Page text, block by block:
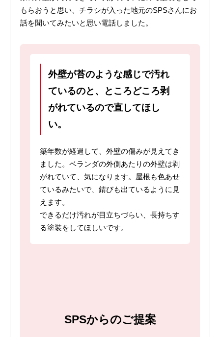
もらおうと思い、チラシが入った地元のSPSさんにお
話を聞いてみたいと思い電話しました。
外壁が苔のような感じで汚れ
ているのと、ところどころ剥
がれているので直してほし
い。
築年数が経過して、外壁の傷みが見えてき
ました。ベランダの外側あたりの外壁は剥
がれていて、気になります。屋根も色あせ
ているみたいで、錆びも出ているように見
えます。
できるだけ汚れが目立ちづらい、長持ちす
る塗装をしてほしいです。
SPSからのご提案